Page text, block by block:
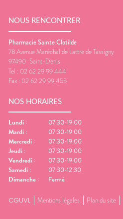
NOUS RENCONTRER
Pharmacie Sainte Clotilde
78 Avenue Maréchal de Lattre de Tassigny
97490 Saint-Denis
Tel : 02 62 29 99 444
Fax : 02 62 29 99 455
NOS HORAIRES
Lundi :
07:30-19:00
Mardi :
07:30-19:00
Mercredi :
07:30-19:00
Jeudi :
07:30-19:00
Vendredi :
07:30-19:00
Samedi :
07:30-12:30
Dimanche : Fermé
CGUVL Mentions légales Plan du site